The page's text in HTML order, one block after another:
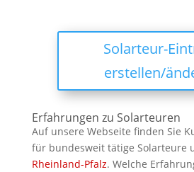
Solarteur-
erstellen/
Erfahrungen zu Solarteuren
Auf unsere Webseite finden Sie
für bundesweit tätige Solarteure
Rheinland-Pfalz. Welche